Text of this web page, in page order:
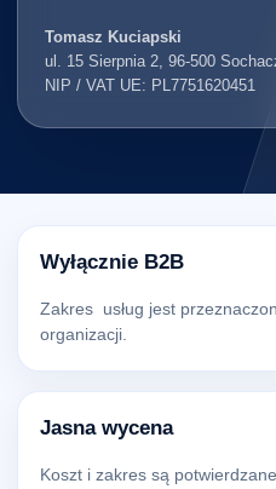
Tomasz Kuciapski
ul. 15 Sierpnia 2, 96-500
NIP / VAT UE: PL7751620451
Wyłącznie B2B
Zakres usług jest
organizacji.
Jasna wycena
Koszt i zakres są